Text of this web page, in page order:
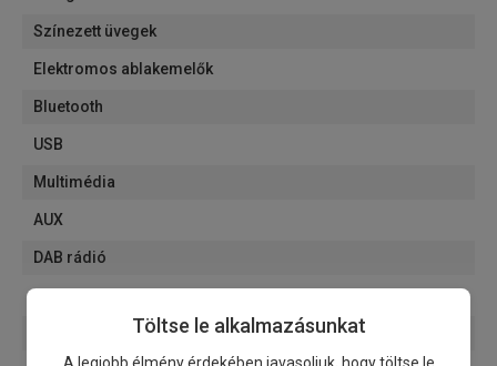
Színezett üvegek
Elektromos ablakemelők
Bluetooth
USB
Multimédia
AUX
DAB rádió
Kihangosító
Start/Stop rendszerTöltse le alkalmazásunkat